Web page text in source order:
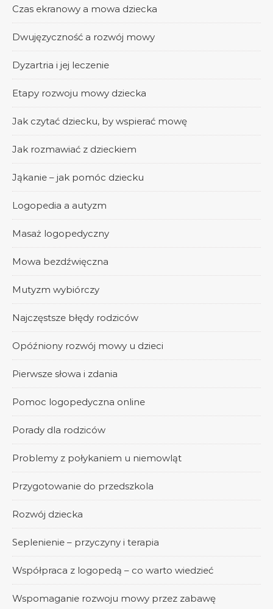
Czas ekranowy a mowa dziecka
Dwujęzyczność a rozwój mowy
Dyzartria i jej leczenie
Etapy rozwoju mowy dziecka
Jak czytać dziecku, by wspierać mowę
Jak rozmawiać z dzieckiem
Jąkanie – jak pomóc dziecku
Logopedia a autyzm
Masaż logopedyczny
Mowa bezdźwięczna
Mutyzm wybiórczy
Najczęstsze błędy rodziców
Opóźniony rozwój mowy u dzieci
Pierwsze słowa i zdania
Pomoc logopedyczna online
Porady dla rodziców
Problemy z połykaniem u niemowląt
Przygotowanie do przedszkola
Rozwój dziecka
Seplenienie – przyczyny i terapia
Współpraca z logopedą – co warto wiedzieć
Wspomaganie rozwoju mowy przez zabawę